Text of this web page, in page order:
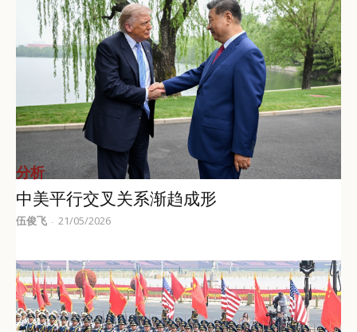
分析
中美平行交叉关系渐趋成形
伍俊飞 - 21/05/2026